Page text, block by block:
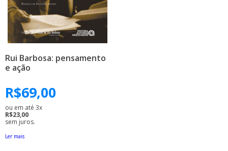
Rui Barbosa: pensamento
e ação
R$69,00
ou em até 3x
R$23,00
sem juros.
Ler mais